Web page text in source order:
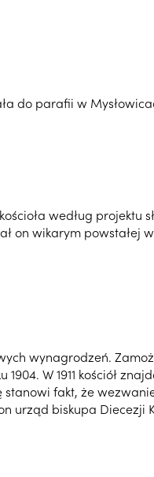
do parafii w
według projektu
on wikarym powstałej
wynagrodzeń.
W 1911 kościół
stanowi fakt, że
urząd biskupa Diecezji